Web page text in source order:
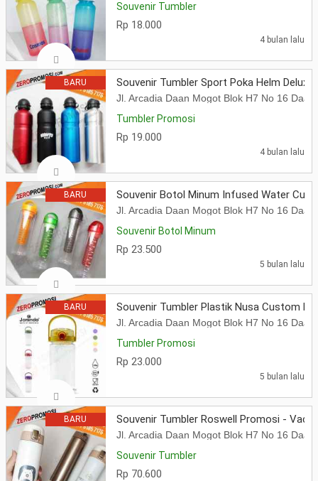
Souvenir Tumbler
Rp 18.000
4 bulan lalu
BARU Souvenir Tumbler Sport Poka Helm
Jl. Arcadia Daan Mogot Blok H7 No 16
Tumbler Promosi
Rp 19.000
4 bulan lalu
BARU Souvenir Botol Minum Infused Water
Jl. Arcadia Daan Mogot Blok H7 No 16
Souvenir Botol Minum
Rp 23.500
5 bulan lalu
BARU Souvenir Tumbler Plastik Nusa Custom
Jl. Arcadia Daan Mogot Blok H7 No 16
Tumbler Promosi
Rp 23.000
5 bulan lalu
BARU Souvenir Tumbler Roswell Promosi -
Jl. Arcadia Daan Mogot Blok H7 No 16
Souvenir Tumbler
Rp 70.600